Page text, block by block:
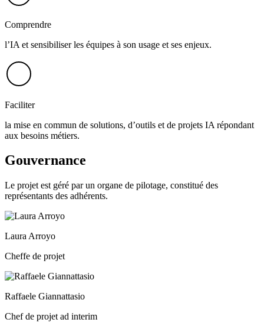
Comprendre
l’IA et sensibiliser les équipes à son usage et ses enjeux.
Faciliter
la mise en commun de solutions, d’outils et de projets IA répondant
aux besoins métiers.
Gouvernance
Le projet est géré par un organe de pilotage, constitué des
représentants des adhérents.
Laura Arroyo
Cheffe de projet
Raffaele Giannattasio
Chef de projet ad interim